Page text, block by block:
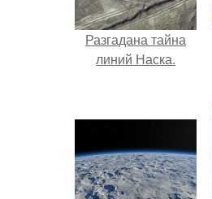
Разгадана тайна
линий Наска.